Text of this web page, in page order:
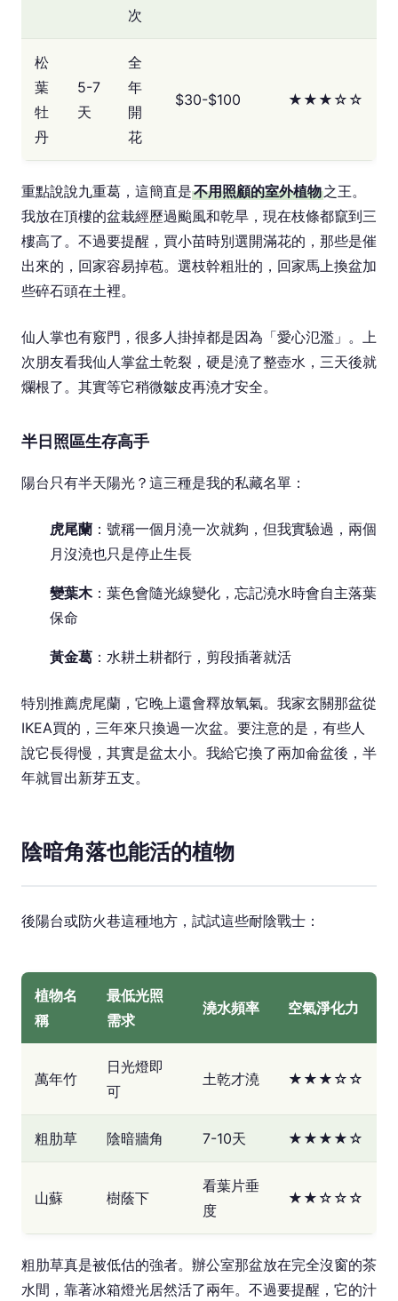
次
松
葉
牡
丹
5-7
天
全
年
開
花
$30-$100 ★★★☆☆
重點說說九重葛，這簡直是不用照顧的室外植物之王。
我放在頂樓的盆栽經歷過颱風和乾旱，現在枝條都竄到三
樓高了。不過要提醒，買小苗時別選開滿花的，那些是催
出來的，回家容易掉苞。選枝幹粗壯的，回家馬上換盆加
些碎石頭在土裡。
仙人掌也有竅門，很多人掛掉都是因為「愛心氾濫」。上
次朋友看我仙人掌盆土乾裂，硬是澆了整壺水，三天後就
爛根了。其實等它稍微皺皮再澆才安全。
半日照區生存高手
陽台只有半天陽光？這三種是我的私藏名單：
虎尾蘭 ：號稱一個月澆一次就夠，但我實驗過，兩個
月沒澆也只是停止生長
變葉木：葉色會隨光線變化，忘記澆水時會自主落葉
保命
黃金葛 ：水耕土耕都行，剪段插著就活
特別推薦虎尾蘭，它晚上還會釋放氧氣。我家玄關那盆從
IKEA買的，三年來只換過一次盆。要注意的是，有些人
說它長得慢，其實是盆太小。我給它換了兩加侖盆後，半
年就冒出新芽五支。
陰暗角落也能活的植物
後陽台或防火巷這種地方，試試這些耐陰戰士：
植物名
稱
最低光照
需求
澆水頻率 空氣淨化力
萬年竹
日光燈即
可
土乾才澆 ★★★☆☆
粗肋草 陰暗牆角 7-10天 ★★★★☆
山蘇 樹蔭下
看葉片垂
度
★★☆☆☆
粗肋草真是被低估的強者。辦公室那盆放在完全沒窗的茶
水間，靠著冰箱燈光居然活了兩年。不過要提醒，它的汁